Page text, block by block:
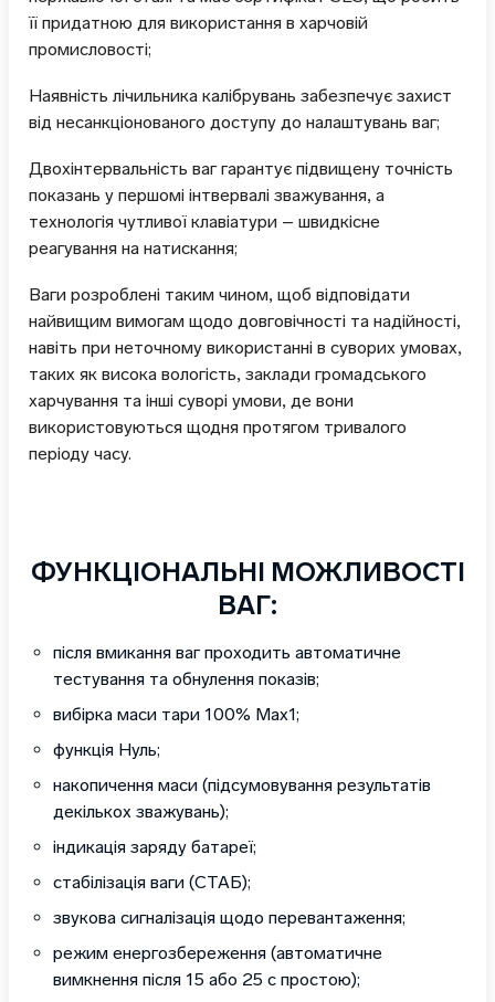
її придатною для використання в харчовій
промисловості;
Наявність лічильника калібрувань забезпечує захист
від несанкціонованого доступу до налаштувань ваг;
Двохінтервальність ваг гарантує підвищену точність
показань у першомі інтвервалі зважування, а
технологія чутливої клавіатури – швидкісне
реагування на натискання;
Ваги розроблені таким чином, щоб відповідати
найвищим вимогам щодо довговічності та надійності,
навіть при неточному використанні в суворих умовах,
таких як висока вологість, заклади громадського
харчування та інші суворі умови, де вони
використовуються щодня протягом тривалого
періоду часу.
ФУНКЦІОНАЛЬНІ МОЖЛИВОСТІ
ВАГ:
після вмикання ваг проходить автоматичне
тестування та обнулення показів;
вибірка маси тари 100% Мах1;
функція Нуль;
накопичення маси (підсумовування результатів
декількох зважувань);
індикація заряду батареї;
стабілізація ваги (СТАБ);
звукова сигналізація щодо перевантаження;
режим енергозбереження (автоматичне
вимкнення після 15 або 25 с простою);